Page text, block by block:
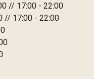
// 17:00 - 22:00
// 17:00 - 22:00